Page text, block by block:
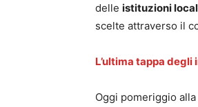
delle istituzioni
scelte attraverso il
L’ultima tappa degli
Oggi pomeriggio alla